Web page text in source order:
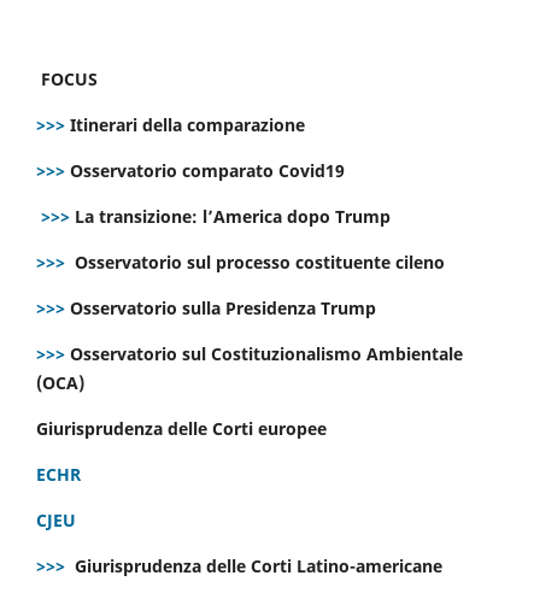
FOCUS
>>> Itinerari della comparazione
>>> Osservatorio comparato Covid19
>>> La transizione: l’America dopo Trump
>>> Osservatorio sul processo costituente cileno
>>> Osservatorio sulla Presidenza Trump
>>> Osservatorio sul Costituzionalismo Ambientale
(OCA)
Giurisprudenza delle Corti europee
ECHR
CJEU
>>> Giurisprudenza delle Corti Latino-americane